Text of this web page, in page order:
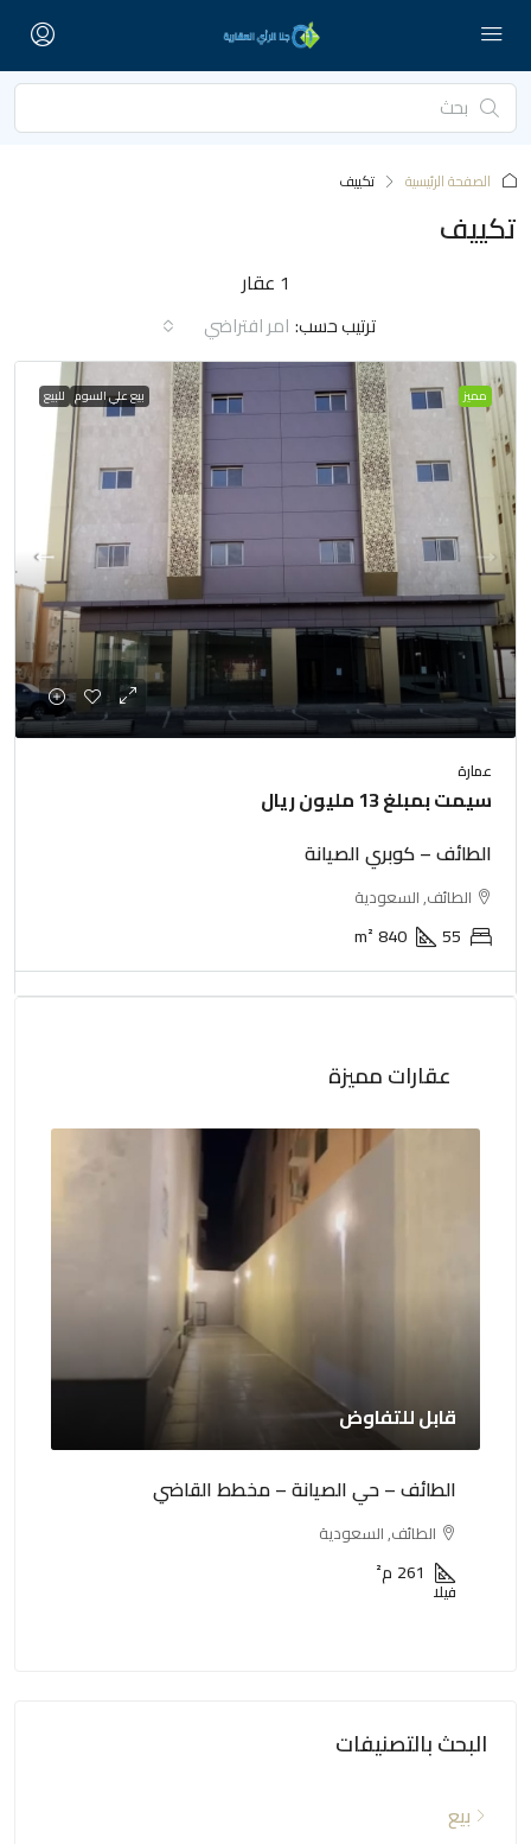
الصفحة الرئيسية تكييف
تكييف
1 عقار
ترتيب حسب: امر افتراضي
مميز بيع علي السوم للبيع
عمارة
سيمت بمبلغ 13 مليون ريال
الطائف – كوبري الصيانة
الطائف, السعودية
55
840
m²
عقارات مميزة
قابل للتفاوض
الطائف – حي الصيانة – مخطط القاضي
الطائف, السعودية
261 م²
فيلا
البحث بالتصنيفات
بيع